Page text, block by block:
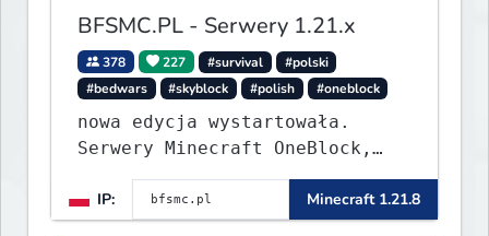
BFSMC.PL - Serwery 1.21.x
378 227 #survival
#polski
#bedwars
#skyblock #polish #oneblock
nowa edycja wystartowała.
Serwery Minecraft OneBlock,
Survival, SkyBlock, Duels,
RealLife, PVP, BedWars, kitpvp
IP: Minecraft 1.21.8